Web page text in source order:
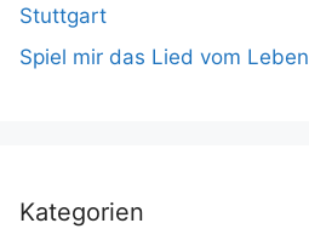
Stuttgart
Spiel mir das Lied vom Leben
Kategorien